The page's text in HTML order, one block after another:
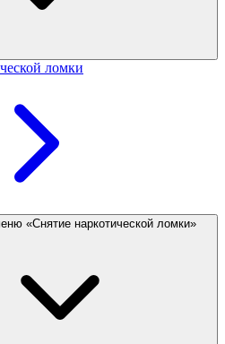
ломки
«Снятие наркотической ломки»